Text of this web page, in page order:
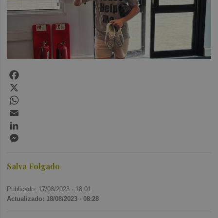
Salva Folgado
Publicado: 17/08/2023 · 18:01
Actualizado: 18/08/2023 · 08:28